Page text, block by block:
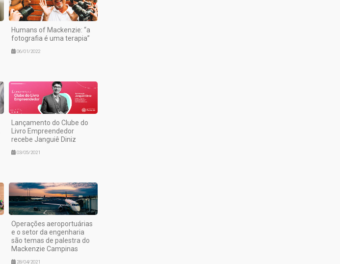
Humans of Mackenzie: “a
fotografia é uma terapia”
06/01/2022
Lançamento do Clube do
Livro Empreendedor
recebe Janguiê Diniz
03/05/2021
Operações aeroportuárias
e o setor da engenharia
são temas de palestra do
Mackenzie Campinas
28/04/2021